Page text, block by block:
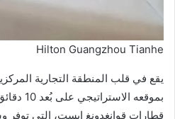
Hilton Guangzhou Tianhe
يقع في قلب المنطقة التجارية
بموقعه
قطارات قوانغدونغ إيست، التي توفر